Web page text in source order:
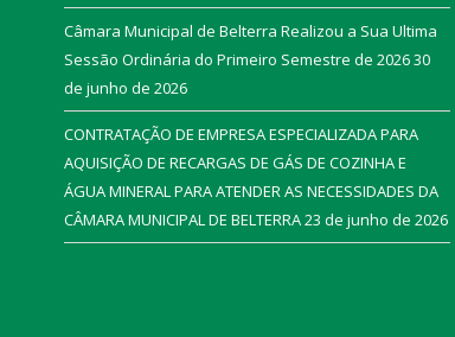
Câmara Municipal de Belterra Realizou a Sua Ultima
Sessão Ordinária do Primeiro Semestre de 202630
de junho de 2026
CONTRATAÇÃO DE EMPRESA ESPECIALIZADA PARA
AQUISIÇÃO DE RECARGAS DE GÁS DE COZINHA E
ÁGUA MINERAL PARA ATENDER AS NECESSIDADES DA
CÂMARA MUNICIPAL DE BELTERRA23 de junho de 2026